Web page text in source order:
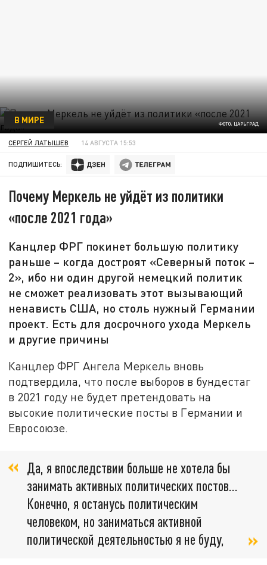
ФОТО: ЦАРЬГРАД
В МИРЕ
СЕРГЕЙ ЛАТЫШЕВ 14 АВГУСТА 15:53
ПОДПИШИТЕСЬ:
Почему Меркель не уйдёт из политики
«после 2021 года»
Канцлер ФРГ покинет большую политику
раньше – когда достроят «Северный поток –
2», ибо ни один другой немецкий политик
не сможет реализовать этот вызывающий
ненависть США, но столь нужный Германии
проект. Есть для досрочного ухода Меркель
и другие причины
Канцлер ФРГ Ангела Меркель вновь
подтвердила, что после выборов в бундестаг
в 2021 году не будет претендовать на
высокие политические посты в Германии и
Евросоюзе.
Да, я впоследствии больше не хотела бы
занимать активных политических постов…
Конечно, я останусь политическим
человеком, но заниматься активной
политической деятельностью я не буду,